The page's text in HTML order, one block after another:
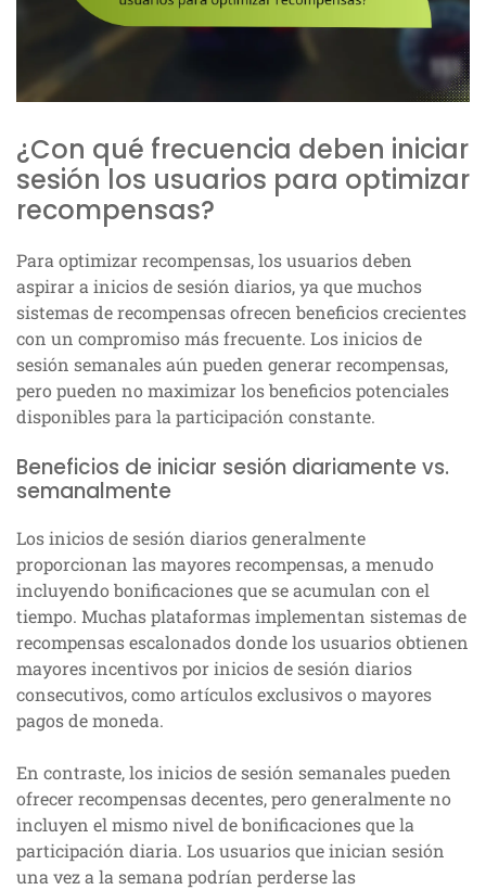
¿Con qué frecuencia deben iniciar
sesión los usuarios para optimizar
recompensas?
Para optimizar recompensas, los usuarios deben
aspirar a inicios de sesión diarios, ya que muchos
sistemas de recompensas ofrecen beneficios crecientes
con un compromiso más frecuente. Los inicios de
sesión semanales aún pueden generar recompensas,
pero pueden no maximizar los beneficios potenciales
disponibles para la participación constante.
Beneficios de iniciar sesión diariamente vs.
semanalmente
Los inicios de sesión diarios generalmente
proporcionan las mayores recompensas, a menudo
incluyendo bonificaciones que se acumulan con el
tiempo. Muchas plataformas implementan sistemas de
recompensas escalonados donde los usuarios obtienen
mayores incentivos por inicios de sesión diarios
consecutivos, como artículos exclusivos o mayores
pagos de moneda.
En contraste, los inicios de sesión semanales pueden
ofrecer recompensas decentes, pero generalmente no
incluyen el mismo nivel de bonificaciones que la
participación diaria. Los usuarios que inician sesión
una vez a la semana podrían perderse las